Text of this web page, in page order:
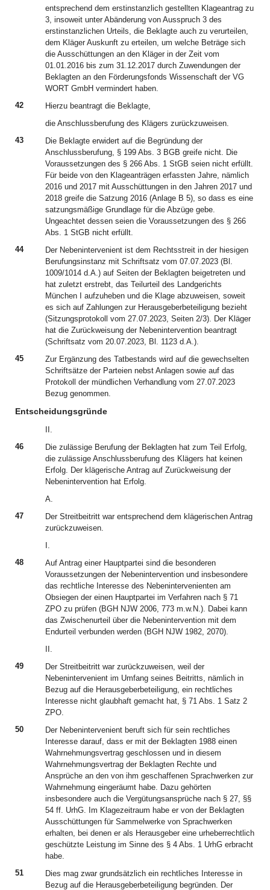
entsprechend dem erstinstanzlich gestellten Klageantrag zu
3, insoweit unter Abänderung von Ausspruch 3 des
erstinstanzlichen Urteils, die Beklagte auch zu verurteilen,
dem Kläger Auskunft zu erteilen, um welche Beträge sich
die Ausschüttungen an den Kläger in der Zeit vom
01.01.2016 bis zum 31.12.2017 durch Zuwendungen der
Beklagten an den Förderungsfonds Wissenschaft der VG
WORT GmbH vermindert haben.
42
Hierzu beantragt die Beklagte,
die Anschlussberufung des Klägers zurückzuweisen.
43
Die Beklagte erwidert auf die Begründung der
Anschlussberufung, § 199 Abs. 3 BGB greife nicht. Die
Voraussetzungen des § 266 Abs. 1 StGB seien nicht erfüllt.
Für beide von den Klageanträgen erfassten Jahre, nämlich
2016 und 2017 mit Ausschüttungen in den Jahren 2017 und
2018 greife die Satzung 2016 (Anlage B 5), so dass es eine
satzungsmäßige Grundlage für die Abzüge gebe.
Ungeachtet dessen seien die Voraussetzungen des § 266
Abs. 1 StGB nicht erfüllt.
44
Der Nebenintervenient ist dem Rechtsstreit in der hiesigen
Berufungsinstanz mit Schriftsatz vom 07.07.2023 (Bl.
1009/1014 d.A.) auf Seiten der Beklagten beigetreten und
hat zuletzt erstrebt, das Teilurteil des Landgerichts
München I aufzuheben und die Klage abzuweisen, soweit
es sich auf Zahlungen zur Herausgeberbeteiligung bezieht
(Sitzungsprotokoll vom 27.07.2023, Seiten 2/3). Der Kläger
hat die Zurückweisung der Nebenintervention beantragt
(Schriftsatz vom 20.07.2023, Bl. 1123 d.A.).
45
Zur Ergänzung des Tatbestands wird auf die gewechselten
Schriftsätze der Parteien nebst Anlagen sowie auf das
Protokoll der mündlichen Verhandlung vom 27.07.2023
Bezug genommen.
Entscheidungsgründe
II.
46
Die zulässige Berufung der Beklagten hat zum Teil Erfolg,
die zulässige Anschlussberufung des Klägers hat keinen
Erfolg. Der klägerische Antrag auf Zurückweisung der
Nebenintervention hat Erfolg.
A.
47
Der Streitbeitritt war entsprechend dem klägerischen Antrag
zurückzuweisen.
I.
48
Auf Antrag einer Hauptpartei sind die besonderen
Voraussetzungen der Nebenintervention und insbesondere
das rechtliche Interesse des Nebenintervenienten am
Obsiegen der einen Hauptpartei im Verfahren nach § 71
ZPO zu prüfen (BGH NJW 2006, 773 m.w.N.). Dabei kann
das Zwischenurteil über die Nebenintervention mit dem
Endurteil verbunden werden (BGH NJW 1982, 2070).
II.
49
Der Streitbeitritt war zurückzuweisen, weil der
Nebenintervenient im Umfang seines Beitritts, nämlich in
Bezug auf die Herausgeberbeteiligung, ein rechtliches
Interesse nicht glaubhaft gemacht hat, § 71 Abs. 1 Satz 2
ZPO.
50
Der Nebenintervenient beruft sich für sein rechtliches
Interesse darauf, dass er mit der Beklagten 1988 einen
Wahrnehmungsvertrag geschlossen und in diesem
Wahrnehmungsvertrag der Beklagten Rechte und
Ansprüche an den von ihm geschaffenen Sprachwerken zur
Wahrnehmung eingeräumt habe. Dazu gehörten
insbesondere auch die Vergütungsansprüche nach § 27, §§
54 ff. UrhG. Im Klagezeitraum habe er von der Beklagten
Ausschüttungen für Sammelwerke von Sprachwerken
erhalten, bei denen er als Herausgeber eine urheberrechtlich
geschützte Leistung im Sinne des § 4 Abs. 1 UrhG erbracht
habe.
51
Dies mag zwar grundsätzlich ein rechtliches Interesse in
Bezug auf die Herausgeberbeteiligung begründen. Der